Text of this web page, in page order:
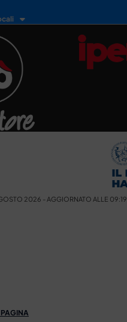
2026 - AGGIORNATO ALLE 09:19